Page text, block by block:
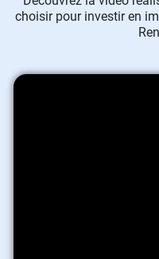
choisir pour investir en